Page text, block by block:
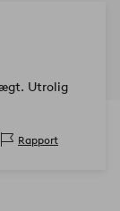
Utrolig
Rapport